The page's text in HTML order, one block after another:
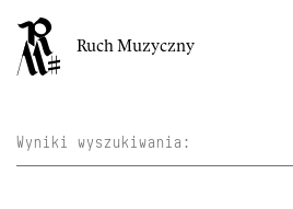
Ruch Muzyczny